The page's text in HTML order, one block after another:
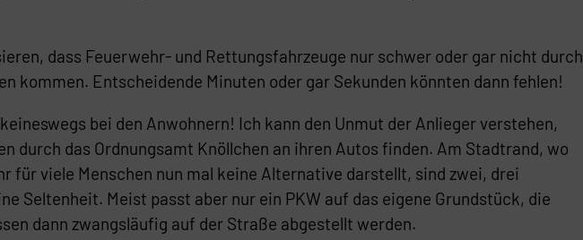
dass Feuerwehr- und Rettungsfahrzeuge nur schwer oder gar nicht durch
kommen. Entscheidende Minuten oder gar Sekunden könnten dann fehlen!
bei den Anwohnern! Ich kann den Unmut der Anlieger verstehen,
durch das Ordnungsamt Knöllchen an ihren Autos finden. Am Stadtrand, wo
für viele Menschen nun mal keine Alternative darstellt, sind zwei, drei
Seltenheit. Meist passt aber nur ein PKW auf das eigene Grundstück, die
dann zwangsläufig auf der Straße abgestellt werden.